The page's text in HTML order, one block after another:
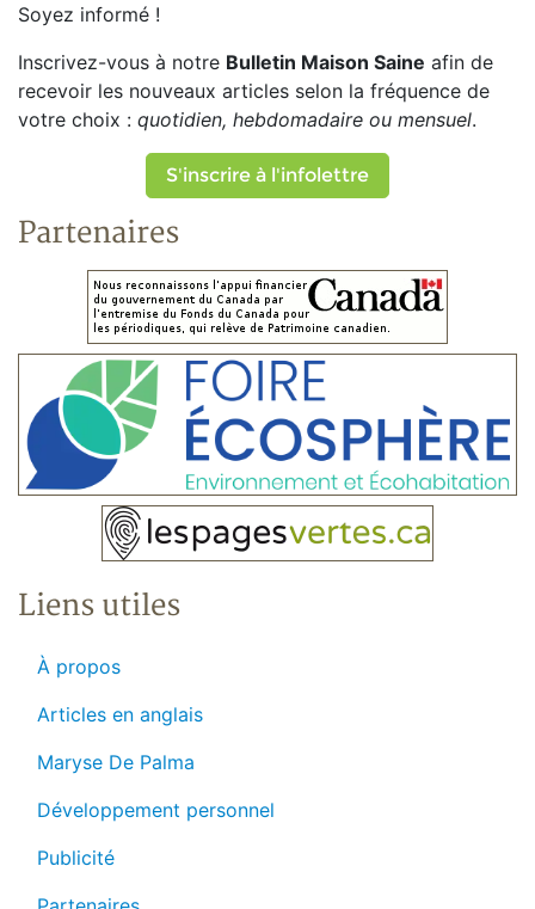
Soyez informé !
Inscrivez-vous à notre Bulletin Maison Saine afin de
recevoir les nouveaux articles selon la fréquence de
votre choix : quotidien, hebdomadaire ou mensuel.
S'inscrire à l'infolettre
Partenaires
Liens utiles
À propos
Articles en anglais
Maryse De Palma
Développement personnel
Publicité